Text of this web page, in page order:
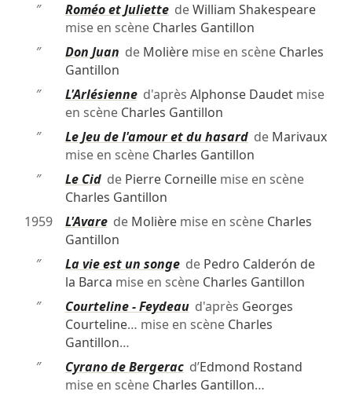
″
Roméo et JuliettedeWilliam Shakespeare
mise en scène Charles Gantillon
″
Don Juan de Molièremise en scène Charles
Gantillon
″
L'Arlésienned'après Alphonse Daudetmise
en scène Charles Gantillon
″
Le Jeu de l'amour et du hasardde Marivaux
mise en scène Charles Gantillon
″
Le Cidde Pierre Corneillemise en scène
Charles Gantillon
1959
L'Avarede Molièremise en scène Charles
Gantillon
″
La vie est un songede Pedro Calderón de
la Barca mise en scène Charles Gantillon
″
Courteline - Feydeaud'après Georges
Courteline… mise en scène Charles
Gantillon…
″
Cyrano de Bergeracd’Edmond Rostand
mise en scène Charles Gantillon…